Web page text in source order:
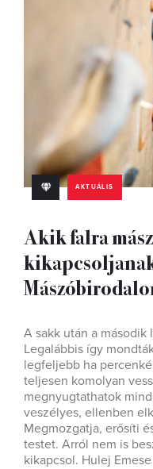
AKTUÁLIS
Akik falra
A sakk után a második
Legalábbis így
legfeljebb ha
teljesen komolyan
megnyugtathatok
veszélyes, ellenben
Megmozgatja, erősíti
testet. Arról nem is
kikapcsol. Hulej